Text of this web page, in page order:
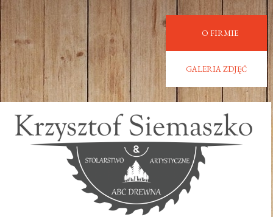
O FIRMIE
GALERIA ZDJĘĆ